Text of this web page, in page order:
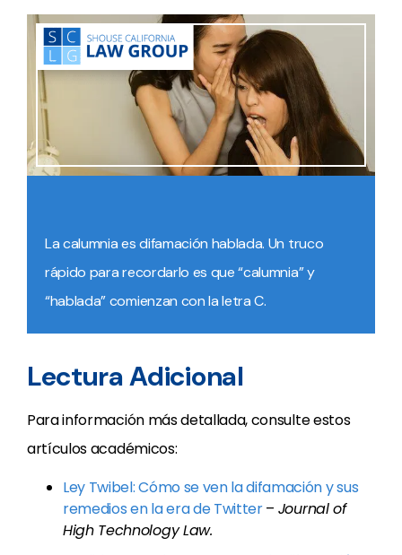
La calumnia es difamación hablada. Un truco
rápido para recordarlo es que “calumnia” y
“hablada” comienzan con la letra C.
Lectura Adicional
Para información más detallada, consulte estos
artículos académicos:
Ley Twibel: Cómo se ven la difamación y sus
remedios en la era de Twitter– Journal of
High Technology Law.